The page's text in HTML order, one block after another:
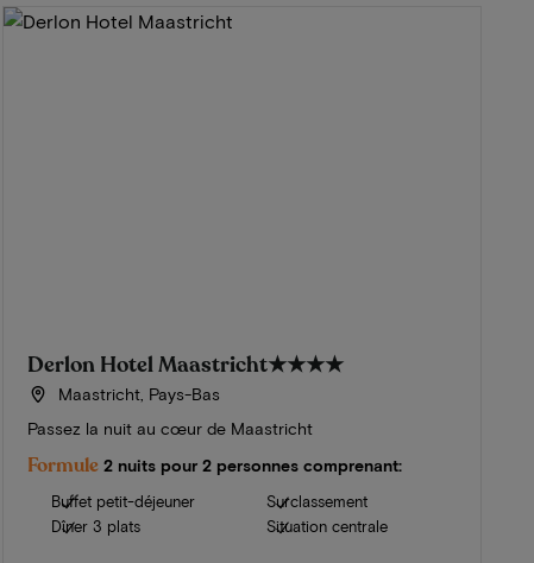
Derlon Hotel Maastricht★★★★
Maastricht, Pays-Bas
Passez la nuit au cœur de Maastricht
Formule 2 nuits pour 2 personnes comprenant:
Buffet petit-déjeuner
Dîner 3 plats
Surclassement
Situation centrale